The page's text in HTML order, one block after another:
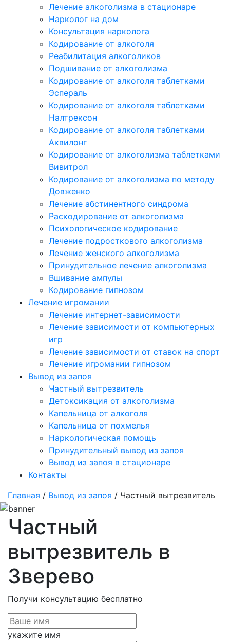
Лечение алкоголизма в стационаре
Нарколог на дом
Консультация нарколога
Кодирование от алкоголя
Реабилитация алкоголиков
Подшивание от алкоголизма
Кодирование от алкоголя таблетками
Эспераль
Кодирование от алкоголя таблетками
Налтрексон
Кодирование от алкоголя таблетками
Аквилонг
Кодирование от алкоголизма таблетками
Вивитрол
Кодирование от алкоголизма по методу
Довженко
Лечение абстинентного синдрома
Раскодирование от алкоголизма
Психологическое кодирование
Лечение подросткового алкоголизма
Лечение женского алкоголизма
Принудительное лечение алкоголизма
Вшивание ампулы
Кодирование гипнозом
Лечение игромании
Лечение интернет-зависимости
Лечение зависимости от компьютерных
игр
Лечение зависимости от ставок на спорт
Лечение игромании гипнозом
Вывод из запоя
Частный вытрезвитель
Детоксикация от алкоголизма
Капельница от алкоголя
Капельница от похмелья
Наркологическая помощь
Принудительный вывод из запоя
Вывод из запоя в стационаре
Контакты
Главная / Вывод из запоя / Частный вытрезвитель
Частный
вытрезвитель в
Зверево
Получи консультацию бесплатно
укажите имя